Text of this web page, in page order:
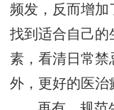
频发，反而增加
找到适合自己的
素，看清日常禁
外，更好的医治